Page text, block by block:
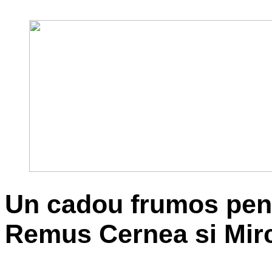
Un cadou frumos
Remus Cernea si